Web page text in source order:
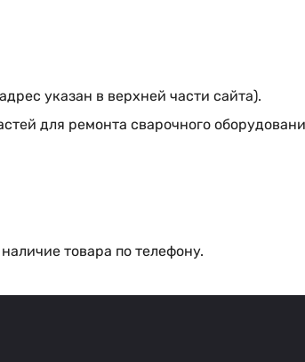
указан в верхней части сайта).
для ремонта сварочного
товара по телефону.